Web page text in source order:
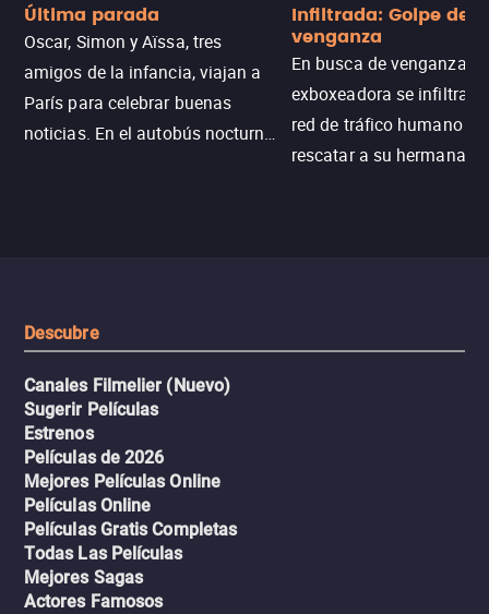
Última parada
Oscar, Simon y Aïssa, tres
amigos de la infancia, viajan a
París para celebrar buenas
noticias. En el autobús nocturno
Infiltrada: Golpe de
venganza
En busca de venganza,
exboxeadora se infiltra
red de tráfico humano
rescatar a su hermana
Descubre
Canales Filmelier (Nuevo)
Sugerir Películas
Estrenos
Películas de 2026
Mejores Películas Online
Películas Online
Películas Gratis Completas
Todas Las Películas
Mejores Sagas
Actores Famosos